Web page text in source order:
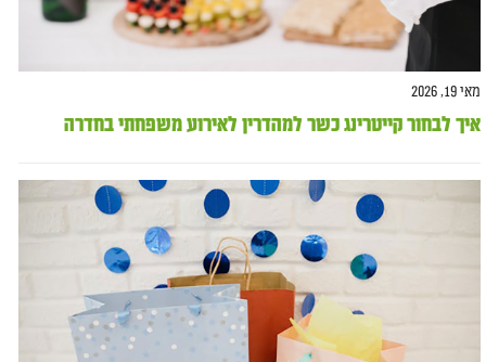
מאי 19, 2026
איך לבחור קייטרינג כשר למהדרין לאירוע משפחתי בחדרה